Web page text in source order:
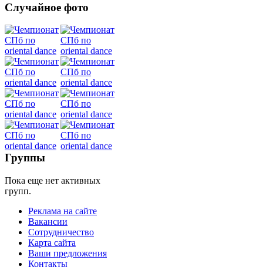
Случайное фото
Группы
Пока еще нет активных
групп.
Реклама на сайте
Вакансии
Сотрудничество
Карта сайта
Ваши предложения
Контакты